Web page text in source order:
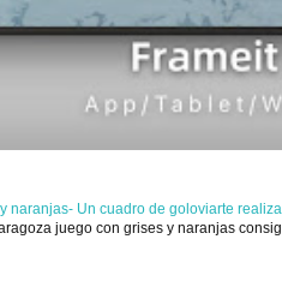
naranjas- Un cuadro de goloviarte
juego con grises y naranjas